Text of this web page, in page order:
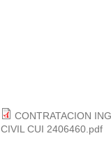
CONTRATACION
CIVIL CUI 2406460.pdf